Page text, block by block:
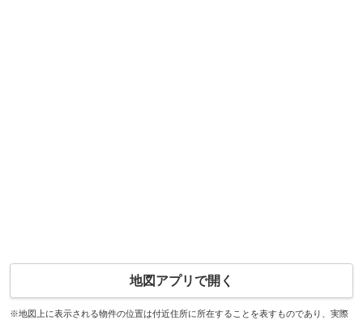
地図アプリで開く
※地図上に表示される物件の位置は付近住所に所在することを表すものであり、実際